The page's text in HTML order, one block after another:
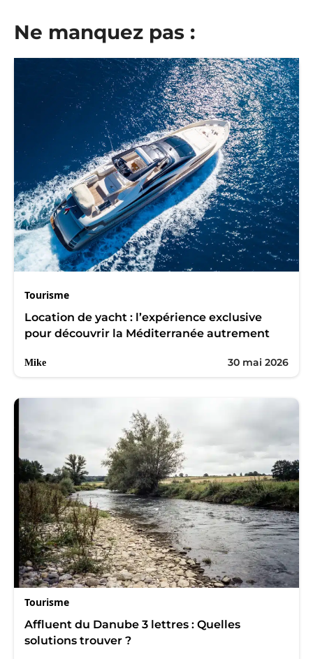
Ne manquez pas :
Tourisme
Location de yacht : l’expérience exclusive
pour découvrir la Méditerranée autrement
Mike 30 mai 2026
Tourisme
Affluent du Danube 3 lettres : Quelles
solutions trouver ?